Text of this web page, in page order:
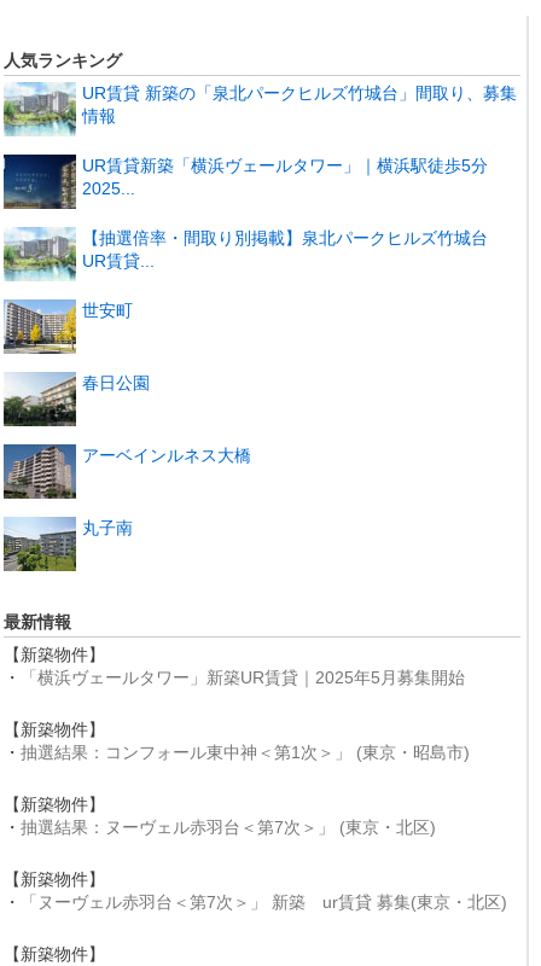
人気ランキング
UR賃貸 新築の「泉北パークヒルズ竹城台」間取り、募集
情報
UR賃貸新築「横浜ヴェールタワー」｜横浜駅徒歩5分
2025...
【抽選倍率・間取り別掲載】泉北パークヒルズ竹城台
UR賃貸...
世安町
春日公園
アーベインルネス大橋
丸子南
最新情報
【新築物件】
・
「横浜ヴェールタワー」新築UR賃貸｜2025年5月募集開始
【新築物件】
・ 抽選結果：コンフォール東中神＜第1次＞」 (東京・昭島市)
【新築物件】
・ 抽選結果：ヌーヴェル赤羽台＜第7次＞」 (東京・北区)
【新築物件】
・
「ヌーヴェル赤羽台＜第7次＞」 新築 ur賃貸 募集(東京・北区)
【新築物件】